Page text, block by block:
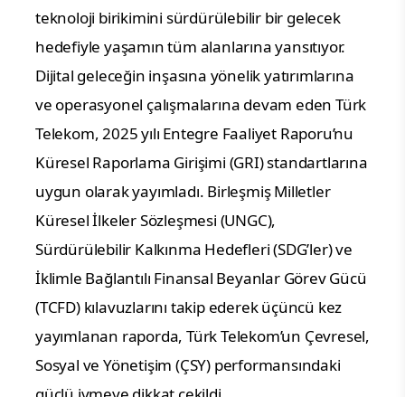
teknoloji birikimini sürdürülebilir bir gelecek
hedefiyle yaşamın tüm alanlarına yansıtıyor.
Dijital geleceğin inşasına yönelik yatırımlarına
ve operasyonel çalışmalarına devam eden Türk
Telekom, 2025 yılı Entegre Faaliyet Raporu’nu
Küresel Raporlama Girişimi (GRI) standartlarına
uygun olarak yayımladı. Birleşmiş Milletler
Küresel İlkeler Sözleşmesi (UNGC),
Sürdürülebilir Kalkınma Hedefleri (SDG’ler) ve
İklimle Bağlantılı Finansal Beyanlar Görev Gücü
(TCFD) kılavuzlarını takip ederek üçüncü kez
yayımlanan raporda, Türk Telekom’un Çevresel,
Sosyal ve Yönetişim (ÇSY) performansındaki